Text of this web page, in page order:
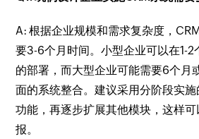
A: 根据企业规模和需求复杂度，
要3-6个月时间。小型企业可以在1-2
的部署，而大型企业可能需要6个月
面的系统整合。建议采用分阶段实
功能，再逐步扩展其他模块，这样
报。